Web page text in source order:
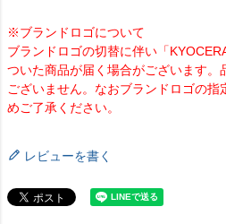
※ブランドロゴについて
ブランドロゴの切替に伴い「
ついた商品が届く場合がございます。
ございません。なおブランドロゴの
めご了承ください。
レビューを書く